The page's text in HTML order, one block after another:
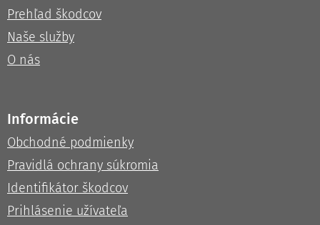
Prehľad škodcov
Naše služby
O nás
Informácie
Obchodné podmienky
Pravidlá ochrany súkromia
Identifikátor škodcov
Prihlásenie užívateľa